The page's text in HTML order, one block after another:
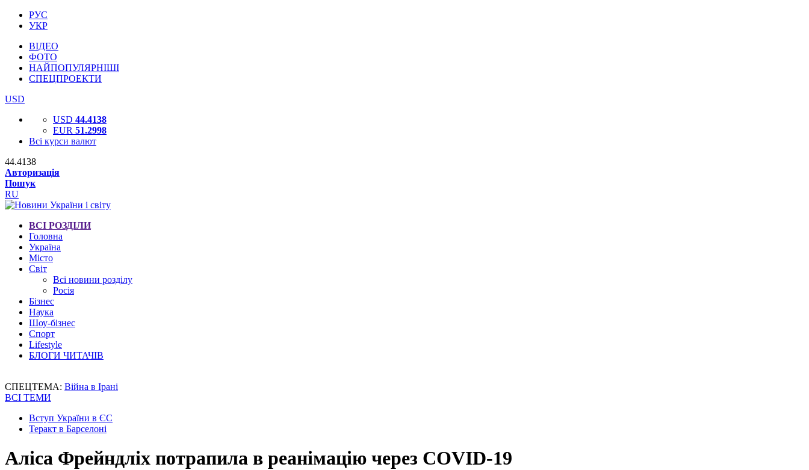
РУС
УКР
ВІДЕО
ФОТО
НАЙПОПУЛЯРНІШІ
СПЕЦПРОЕКТИ
USD
USD 44.4138
EUR 51.2998
Всі курси валют
44.4138
Авторизація
Пошук
RU
ВСІ РОЗДІЛИ
Головна
Україна
Місто
Світ
Всі новини розділу
Росія
Бізнес
Наука
Шоу-бізнес
Спорт
Lifestyle
БЛОГИ ЧИТАЧІВ
СПЕЦТЕМА: Війна в Ірані
ВСІ ТЕМИ
Вступ України в ЄС
Теракт в Барселоні
Аліса Фрейндліх потрапила в реанімацію через COVID-19